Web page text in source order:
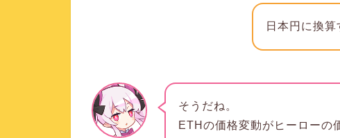
日本円に換算
そうだね。
ETHの価格変動がヒーローの